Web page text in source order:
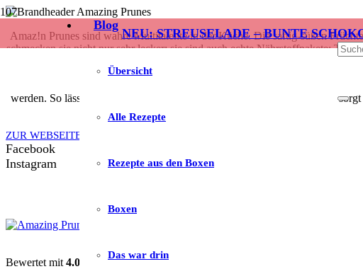
NEU: STREUSELADE – BUNTE
Blog
Übersicht
Alle Rezepte
Rezepte aus den Boxen
Boxen
Das war drin
Amaz!n Prunes sind wahre Multitalente in der Küche. Die saftig-süßen
schmecken sie nicht nur sehr lecker; sie sind auch echte Nährstoffpakete:
werden. So lässt sich der Fettgehalt des Gebäcks verringern. Gleichzeitig
ZUR WEBSEITE
Facebook
Instagram
Bewertet mit 4.08 von 5